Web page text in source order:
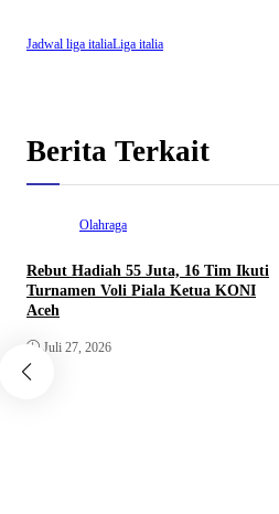
Jadwal liga italiaLiga italia
Berita Terkait
Olahraga
Rebut Hadiah 55 Juta, 16 Tim Ikuti
Turnamen Voli Piala Ketua KONI
Aceh
Juli 27, 2026